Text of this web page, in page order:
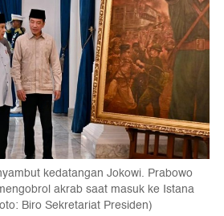
kedatangan Jokowi. Prabowo
akrab saat masuk ke Istana
Biro Sekretariat Presiden)